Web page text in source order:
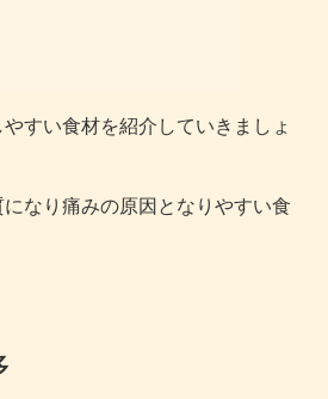
すい食材を紹介していきましょ
なり痛みの原因となりやすい食